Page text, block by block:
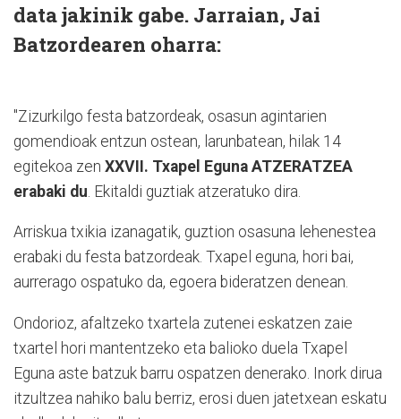
data jakinik gabe. Jarraian, Jai
Batzordearen oharra:
"Zizurkilgo festa batzordeak, osasun agintarien
gomendioak entzun ostean, larunbatean, hilak 14
egitekoa zen XXVII. Txapel Eguna ATZERATZEA
erabaki du . Ekitaldi guztiak atzeratuko dira.
Arriskua txikia izanagatik, guztion osasuna lehenestea
erabaki du festa batzordeak. Txapel eguna, hori bai,
aurrerago ospatuko da, egoera bideratzen denean.
Ondorioz, afaltzeko txartela zutenei eskatzen zaie
txartel hori mantentzeko eta balioko duela Txapel
Eguna aste batzuk barru ospatzen denerako. Inork dirua
itzultzea nahiko balu berriz, erosi duen jatetxean eskatu